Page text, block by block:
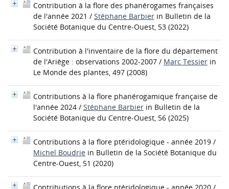
Contribution à la flore des phanérogames françaises
de l'année 2021 / Stéphane Barbier in Bulletin de la
Société Botanique du Centre-Ouest, 53 (2022)
Contribution à l'inventaire de la flore du département
de l'Ariège : observations 2002-2007 / Marc Tessier in
Le Monde des plantes, 497 (2008)
Contributions à la flore phanérogamique française de
l'année 2024 / Stéphane Barbier in Bulletin de la
Société Botanique du Centre-Ouest, 56 (2025)
Contributions à la flore ptéridologique - année 2019 /
Michel Boudrie in Bulletin de la Société Botanique du
Centre-Ouest, 51 (2020)